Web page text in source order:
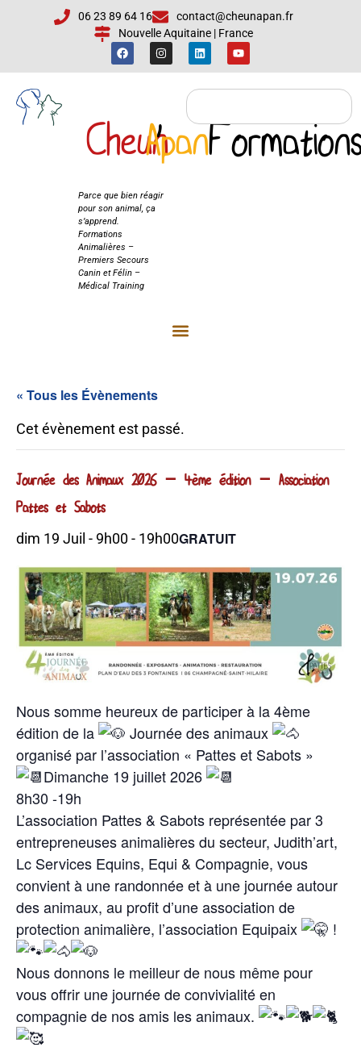
06 23 89 64 16
contact@cheunapan.fr
Nouvelle Aquitaine | France
Cheun
'
Apan
Parce que bien réagir
pour son animal, ça
s’apprend.
Formations
Animalières –
Premiers Secours
Canin et Félin –
Médical Training
« Tous les Évènements
Cet évènement est passé.
Journée des Animaux 2026 – 4ème édition – Association
Pattes et Sabots
dim 19 Juil - 9h00- 19h00GRATUIT
Nous somme heureux de participer à la 4ème
édition de la
Journée des animaux
organisé par l’association « Pattes et Sabots »
Dimanche 19 juillet 2026
8h30 -19h
L’association Pattes & Sabots représentée par 3
entrepreneuses animalières du secteur, Judith’art,
Lc Services Equins, Equi & Compagnie, vous
convient à une randonnée et à une journée autour
des animaux, au profit d’une association de
protection animalière, l’association Equipaix
!
Nous donnons le meilleur de nous même pour
vous offrir une journée de convivialité en
compagnie de nos amis les animaux.